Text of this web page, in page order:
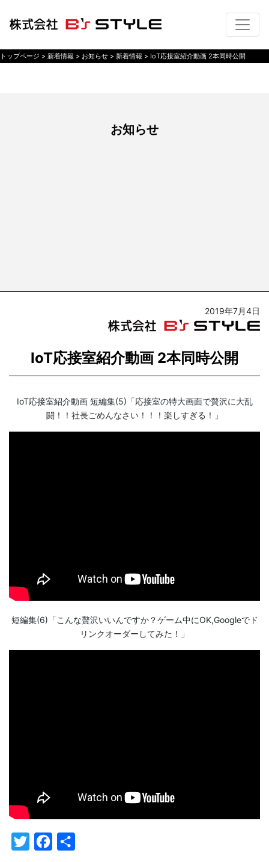
トップページ > 新着情報 > お知らせ > 新着情報 > IoT応接室紹介動画 2本同時公開
お知らせ
2019年7月4日
IoT応接室紹介動画 2本同時公開
IoT応接室紹介動画 短編集(5)「応接室の特大画面で贅沢に大乱
闘！！社長ごめんなさい！！！楽しすぎる！」
短編集(6)「こんな贅沢いいんですか？ゲーム中にOK,Googleでド
リンクオーダーしてみた！」
TwitterFacebook